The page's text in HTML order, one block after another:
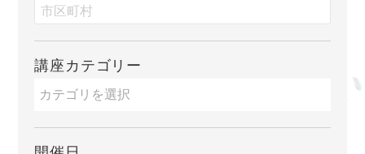
講座カテゴリー